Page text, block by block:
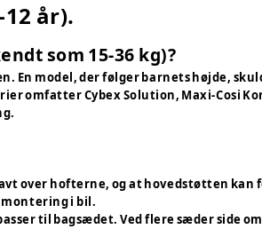
år).
som 15-36 kg)?
En model, der følger barnets højde,
omfatter Cybex Solution, Maxi-Cosi
over hofterne, og at hovedstøtten kan
montering i bil.
til bagsædet. Ved flere sæder side